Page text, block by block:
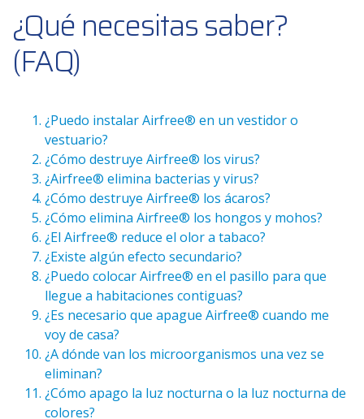
¿Qué necesitas saber?
(FAQ)
¿Puedo instalar Airfree® en un vestidor o
vestuario?
¿Cómo destruye Airfree® los virus?
¿Airfree® elimina bacterias y virus?
¿Cómo destruye Airfree® los ácaros?
¿Cómo elimina Airfree® los hongos y mohos?
¿El Airfree® reduce el olor a tabaco?
¿Existe algún efecto secundario?
¿Puedo colocar Airfree® en el pasillo para que
llegue a habitaciones contiguas?
¿Es necesario que apague Airfree® cuando me
voy de casa?
¿A dónde van los microorganismos una vez se
eliminan?
¿Cómo apago la luz nocturna o la luz nocturna de
colores?